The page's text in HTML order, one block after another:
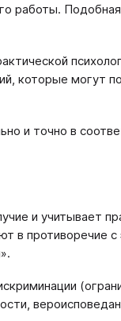
работы.
которые могут
и точно в
и учитывает
в противоречие